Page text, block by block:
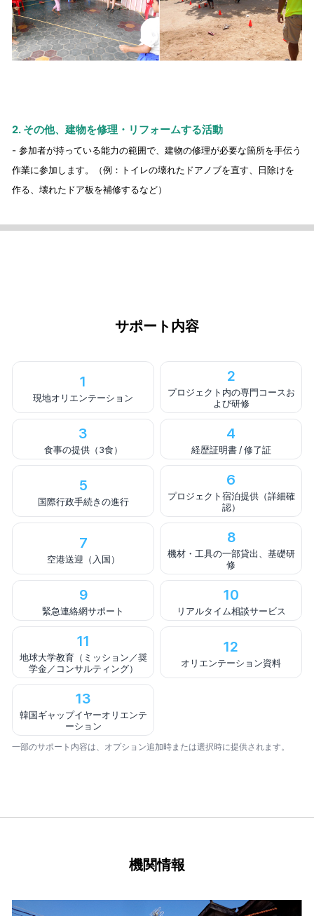
2. その他、建物を修理・リフォームする活動
- 参加者が持っている能力の範囲で、建物の修理が必要な箇所を手伝う
作業に参加します。（例：トイレの壊れたドアノブを直す、日除けを
作る、壊れたドア板を補修するなど）
サポート内容
1
現地オリエンテーション
2
プロジェクト内の専門コースお
よび研修
3
食事の提供（3食）
4
経歴証明書 / 修了証
5
国際行政手続きの進行
6
プロジェクト宿泊提供（詳細確
認）
7
空港送迎（入国）
8
機材・工具の一部貸出、基礎研
修
9
緊急連絡網サポート
10
リアルタイム相談サービス
11
地球大学教育（ミッション／奨
学金／コンサルティング）
12
オリエンテーション資料
13
韓国ギャップイヤーオリエンテ
ーション
一部のサポート内容は、オプション追加時または選択時に提供されます。
機関情報